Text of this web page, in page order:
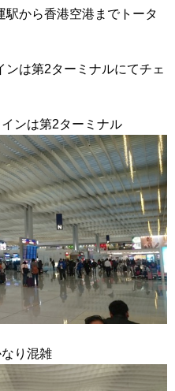
から香港空港までトータ
は第2ターミナルにてチェ
ンは第2ターミナル
り混雑